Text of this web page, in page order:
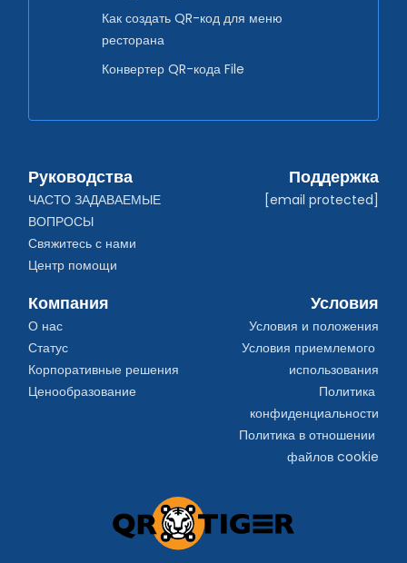
Как создать QR-код для меню
ресторана
Конвертер QR-кода File
Руководства
ЧАСТО ЗАДАВАЕМЫЕ
ВОПРОСЫ
Свяжитесь с нами
Центр помощи
Поддержка
[email protected]
Компания
О нас
Статус
Корпоративные решения
Ценообразование
Условия
Условия и положения
Условия приемлемого
использования
Политика
конфиденциальности
Политика в отношении
файлов cookie